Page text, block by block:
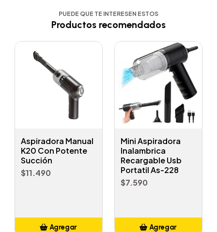
PUEDE QUE TE INTERESEN ESTOS
Productos recomendados
Aspiradora Manual
K20 Con Potente
Succión
$11.490
Agregar
Mini Aspiradora
Inalambrica
Recargable Usb
Portatil As-228
$7.590
Agregar